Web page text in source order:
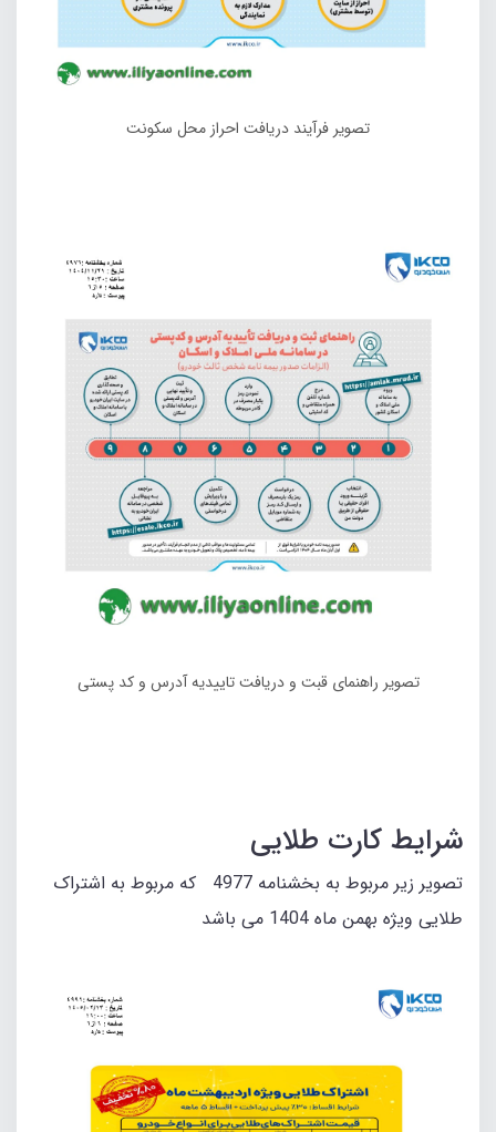
تصویر فرآیند دریافت احراز محل سکونت
تصویر راهنمای قبت و دریافت تاییدیه آدرس و کد پستی
شرایط کارت طلایی
تصویر زیر مربوط به بخشنامه 4977 که مربوط به اشتراک
طلایی ویژه بهمن ماه 1404 می باشد